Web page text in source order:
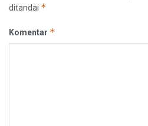
ditandai *
Komentar *